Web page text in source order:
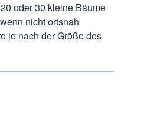
oder 30 kleine Bäume
nicht ortsnah
je nach der Größe des